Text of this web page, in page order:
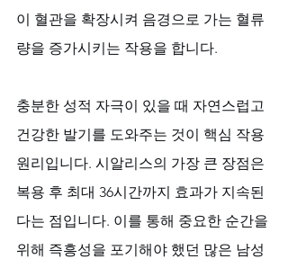
이 혈관을 확장시켜 음경으로 가는 혈류
량을 증가시키는 작용을 합니다.
충분한 성적 자극이 있을 때 자연스럽고
건강한 발기를 도와주는 것이 핵심 작용
원리입니다. 시알리스의 가장 큰 장점은
복용 후 최대 36시간까지 효과가 지속된
다는 점입니다. 이를 통해 중요한 순간을
위해 즉흥성을 포기해야 했던 많은 남성